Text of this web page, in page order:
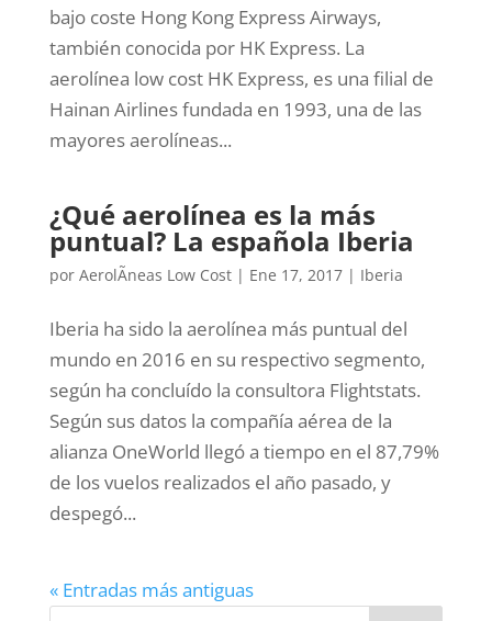
bajo coste Hong Kong Express Airways,
también conocida por HK Express. La
aerolínea low cost HK Express, es una filial de
Hainan Airlines fundada en 1993, una de las
mayores aerolíneas...
¿Qué aerolínea es la más
puntual? La española Iberia
por AerolÃ­neas Low Cost| Ene 17, 2017| Iberia
Iberia ha sido la aerolínea más puntual del
mundo en 2016 en su respectivo segmento,
según ha concluído la consultora Flightstats.
Según sus datos la compañía aérea de la
alianza OneWorld llegó a tiempo en el 87,79%
de los vuelos realizados el año pasado, y
despegó...
« Entradas más antiguas